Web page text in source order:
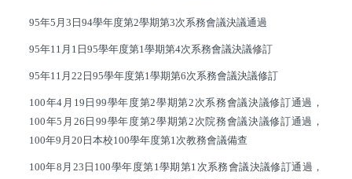
95年5 月3 日94學年度第2學期第3次系務會議決議通過
95年11 月 1 日95學年度第1學期第4次系務會議決議修訂
95年11 月22 日95學年度第1學期第6次系務會議決議修訂
100年4 月 19 日99學年度第2學期第2 次系務會議決議修訂通過，
100年5 月 26 日99學年度第2學期第2 次院務會議決議修訂通過，
100年9 月 20 日本校100學年度第1次教務會議備查
100年8 月 23 日 100學年度第1學期第1 次系務會議決議修訂通過，